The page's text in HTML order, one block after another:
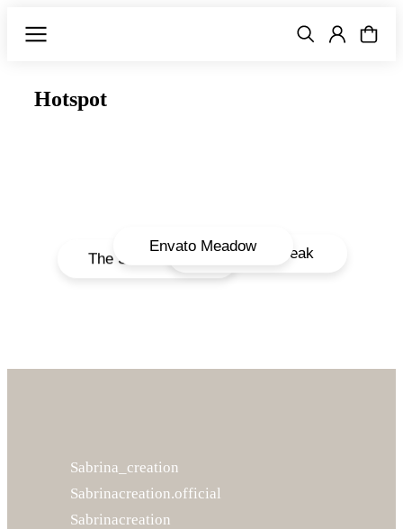
Hotspot
The Seven PeackWordPress Peak
Envato Meadow
Sabrina_creation
Sabrinacreation.official
Sabrinacreation